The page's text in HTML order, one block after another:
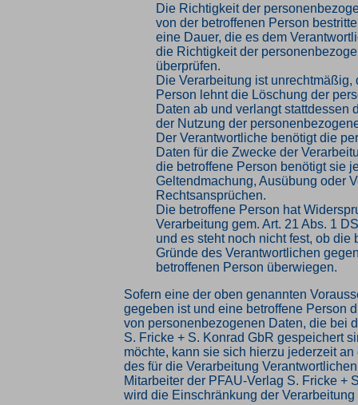
Die Richtigkeit der
von der betroffenen Person
eine Dauer, die es dem
die Richtigkeit der
überprüfen.
Die Verarbeitung ist unrechtmäßig,
Person lehnt die Löschung der
Daten ab und verlangt stattdessen
der Nutzung der
Der Verantwortliche benötigt die
Daten für die Zwecke der
die betroffene Person benötigt sie
Geltendmachung, Ausübung oder
Rechtsansprüchen.
Die betroffene Person hat
Verarbeitung gem. Art. 21 Abs. 1
und es steht noch nicht fest, ob die
Gründe des Verantwortlichen
betroffenen Person überwiegen.
Sofern eine der oben genannten
gegeben ist und eine betroffene Person
von personenbezogenen Daten, die bei
S. Fricke + S. Konrad GbR gespeichert
möchte, kann sie sich hierzu jederzeit
des für die Verarbeitung
Mitarbeiter der PFAU-Verlag S. Fricke +
wird die Einschränkung der